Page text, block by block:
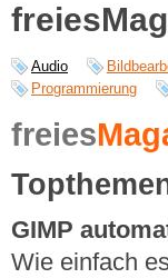
Audio
Programmierung
freies
GIMP
Wie einfach